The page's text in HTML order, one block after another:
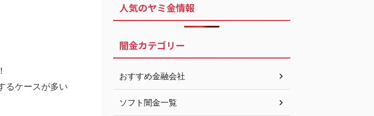
るケースが多い
人気のヤミ金情報
闇金カテゴリー
おすすめ金融会社
ソフト闇金一覧